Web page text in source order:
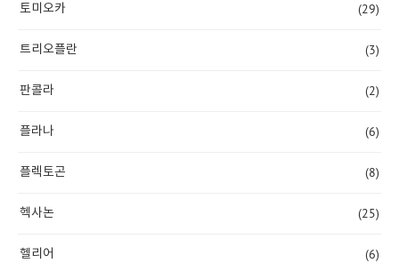
토미오카 (29)
트리오플란 (3)
판콜라 (2)
플라나 (6)
플렉토곤 (8)
헥사논 (25)
헬리어 (6)